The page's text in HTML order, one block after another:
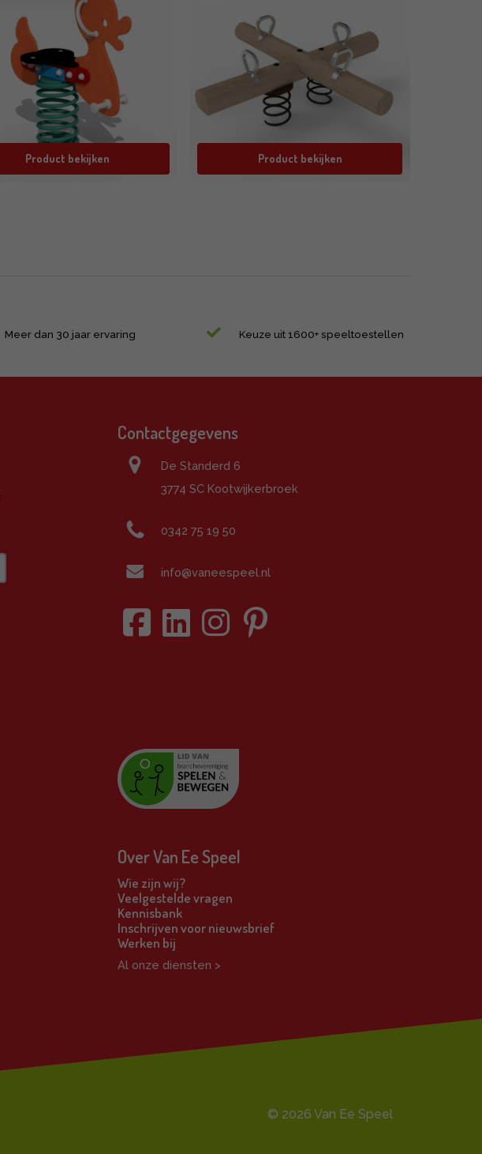
Product bekijken Product bekijken
Meer dan 30 jaar ervaring Keuze uit 1600+ speeltoestellen
Contactgegevens
De Standerd 6
3774 SC Kootwijkerbroek
0342 75 19 50
info@vaneespeel.nl
Over Van Ee Speel
Wie zijn wij?
Veelgestelde vragen
Kennisbank
Inschrijven voor nieuwsbrief
Werken bij
Al onze diensten >
© 2026 Van Ee Speel